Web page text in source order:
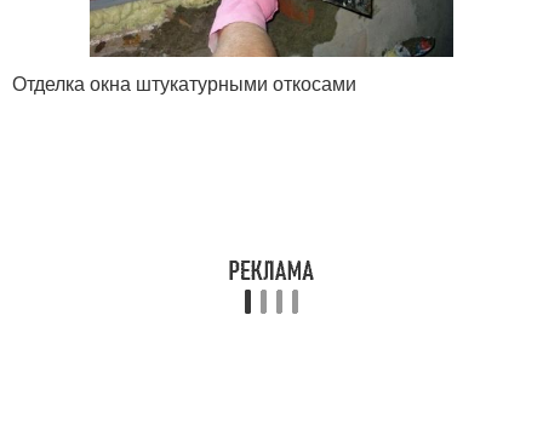
Отделка окна штукатурными откосами